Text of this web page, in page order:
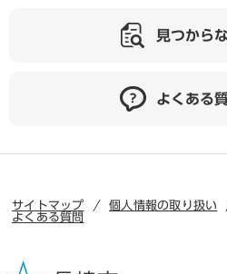
見つから
よくある
サイトマップ 個人情報の取り扱い
よくある質問